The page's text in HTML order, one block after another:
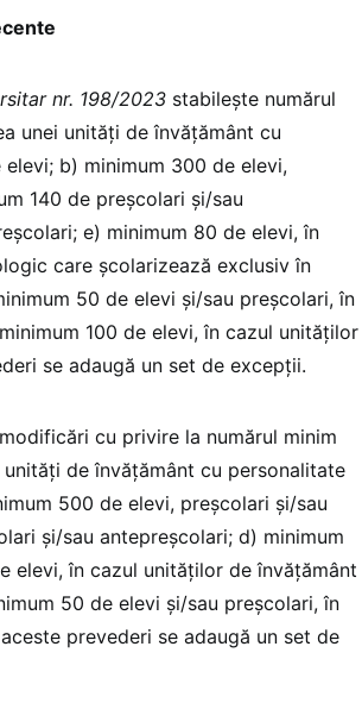
nr. 198/2023 stabilește numărul
unei unități de învățământ cu
b) minimum 300 de elevi,
140 de preșcolari și/sau
e) minimum 80 de elevi, în
care școlarizează exclusiv în
50 de elevi și/sau preșcolari, în
100 de elevi, în cazul unităților
se adaugă un set de excepții.
cu privire la numărul minim
de învățământ cu personalitate
500 de elevi, preşcolari şi/sau
şi/sau antepreşcolari; d) minimum
elevi, în cazul unităţilor de învăţământ
50 de elevi şi/sau preşcolari, în
prevederi se adaugă un set de